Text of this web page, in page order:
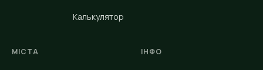
Калькулятор
МІСТА ІНФО